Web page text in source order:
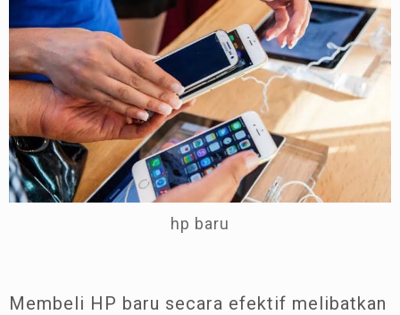
hp baru
Membeli HP baru secara efektif melibatkan